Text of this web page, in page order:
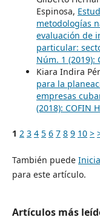
Espinosa,
metodologías
evaluación de
particular:
Núm. 1 (2019):
Kiara Indira
para la
empresas
(2018): COFIN
1 2 3 4 5 6 7 8 9 10 >
También puede
para este artículo.
Artículos más